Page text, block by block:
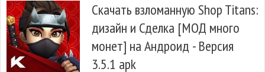
Скачать взломанную Shop Titans:
дизайн и Сделка [МОД много
монет] на Андроид - Версия
3.5.1 apk